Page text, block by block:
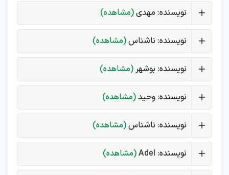
نویسنده: مهدی(مشاهده)
نویسنده: ناشناس(مشاهده)
نویسنده: بوشهر(مشاهده)
نویسنده: وحید(مشاهده)
نویسنده: ناشناس(مشاهده)
نویسنده: Adel (مشاهده)